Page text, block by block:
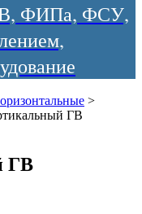
ФИПа, ФСУ,
>
ГВ
ГВ